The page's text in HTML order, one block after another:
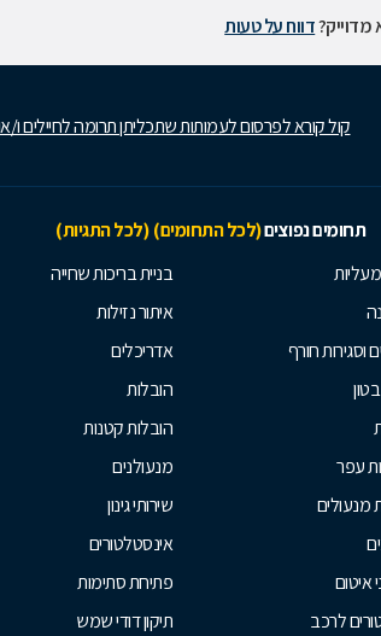
דווח על טעות
קול קורא לפרסום לעמותות שתכליתן תרומה לחיילים
תחומים נפוצים(לכל התחומים) (לכל התגיות)
מעליות
וסגירות חורף
עפר
מנעולים
איטום
לרכב
בניית בריכות שחייה
איתור נזילות
אדריכלים
הובלות
הובלות קטנות
מנעולנים
שירותי גינון
אינסטלטורים
פתיחת סתימות
תיקון דודי שמש